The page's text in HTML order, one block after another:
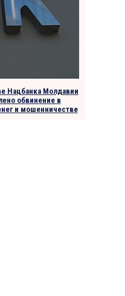
Нацбанка Молдавии
обвинение в
и мошенничестве